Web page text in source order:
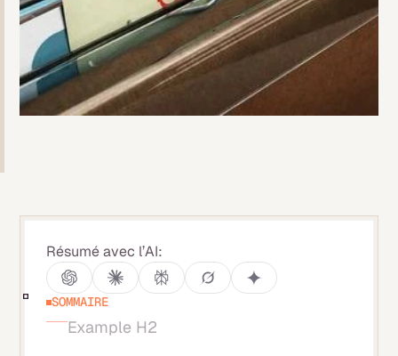
Résumé avec l’AI:
SOMMAIRE
Example H2